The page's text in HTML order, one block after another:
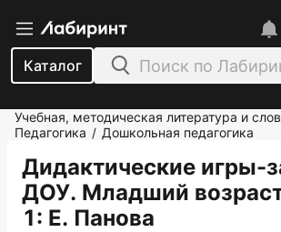
Каталог
Учебная, методическая литература и
Педагогика / Дошкольная педагогика
Дидактические игры-
ДОУ. Младший
1: Е. Панова